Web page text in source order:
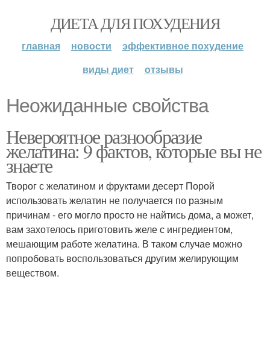
ДИЕТА ДЛЯ ПОХУДЕНИЯ
главная новости
эффективное похудение
виды диет
отзывы
Неожиданные свойства
Невероятное разнообразие
желатина: 9 фактов, которые вы не
знаете
Творог с желатином и фруктами десерт Порой
использовать желатин не получается по разным
причинам - его могло просто не найтись дома, а может,
вам захотелось приготовить желе с ингредиентом,
мешающим работе желатина. В таком случае можно
попробовать воспользоваться другим желирующим
веществом.